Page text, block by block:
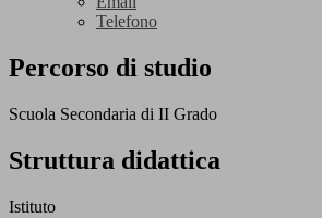
Telefono
Percorso di studio
Scuola Secondaria di II Grado
Struttura didattica
Istituto